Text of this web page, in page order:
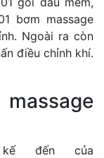
bơm massage
Ngoài ra còn
điều chỉnh khí.
đến của